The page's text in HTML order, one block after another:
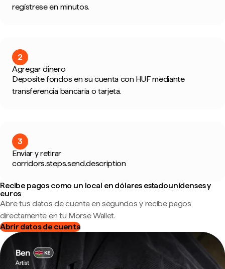
regístrese en minutos.
2
Agregar dinero
Deposite fondos en su cuenta con HUF mediante
transferencia bancaria o tarjeta.
3
Enviar y retirar
corridors.steps.send.description
Recibe pagos como un local en dólares estadounidenses y
euros
Abre tus datos de cuenta en segundos y recibe pagos
directamente en tu Morse Wallet.
Abrir datos de cuenta